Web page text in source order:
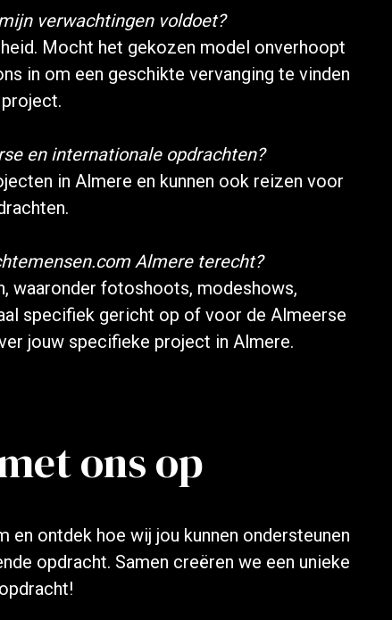
verwachtingen voldoet?
Mocht het gekozen model onverhoopt
in om een geschikte vervanging te vinden
en internationale opdrachten?
in Almere en kunnen ook reizen voor
Almere terecht?
waaronder fotoshoots, modeshows,
specifiek gericht op of voor de Almeerse
jouw specifieke project in Almere.
ons op
ontdek hoe wij jou kunnen ondersteunen
opdracht. Samen creëren we een unieke